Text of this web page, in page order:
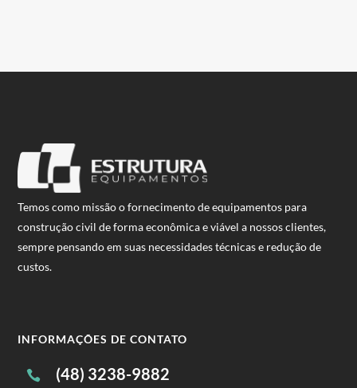
Temos como missão o fornecimento de equipamentos para
construção civil de forma econômica e viável a nossos clientes,
sempre pensando em suas necessidades técnicas e redução de
custos.
INFORMAÇÕES DE CONTATO
 (48) 3238-9882